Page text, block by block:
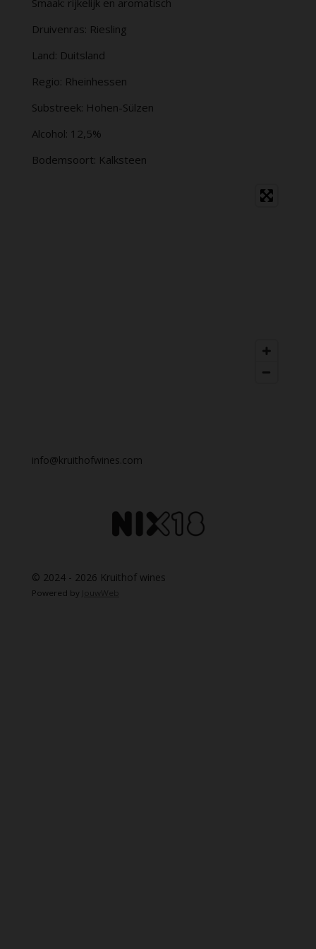
Druivenras: Riesling
Land: Duitsland
Regio: Rheinhessen
Substreek: Hohen-Sülzen
Alcohol: 12,5%
Bodemsoort: Kalksteen
info@kruithofwines.com
© 2024 - 2026 Kruithof wines
Powered by JouwWeb